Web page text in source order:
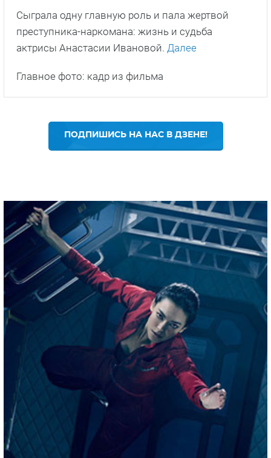
Сыграла одну главную роль и пала жертвой
преступника-наркомана: жизнь и судьба
актрисы Анастасии Ивановой. Далее
Главное фото: кадр из фильма
ПОДПИШИСЬ НА НАС В ДЗЕНЕ!